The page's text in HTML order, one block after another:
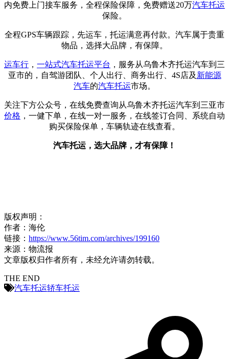
内免费上门接车服务，全程保险保障，免费赠送20万汽车托运
保险。
全程GPS车辆跟踪，先运车，托运满意再付款。汽车属于贵重
物品，选择大品牌，有保障。
运车行 ， 一站式汽车托运平台 ，服务从乌鲁木齐托运汽车到三
亚市的，自驾游团队、个人出行、商务出行、4S店及 新能源
汽车的汽车托运市场。
关注下方公众号，在线免费查询从乌鲁木齐托运汽车到三亚市
价格 ，一健下单，在线一对一服务，在线签订合同、系统自动
购买保险保单，车辆轨迹在线查看。
汽车托运，选大品牌，才有保障！
版权声明：
作者：海伦
链接： https://www.56tim.com/archives/199160
来源：物流报
文章版权归作者所有，未经允许请勿转载。
THE END
汽车托运轿车托运